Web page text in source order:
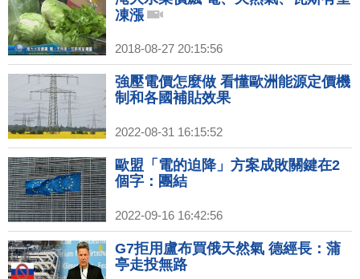
凍漲
2018-08-27 20:15:56
強壓電價怎麼做 看懂歐洲能源定價機
制和各國補貼效果
2022-08-31 16:15:52
歐盟「電的迫降」方案成敗關鍵在2
個字：團結
2022-09-16 16:42:56
G7拒用盧布買俄天然氣 德經長：蒲
亭走投無路